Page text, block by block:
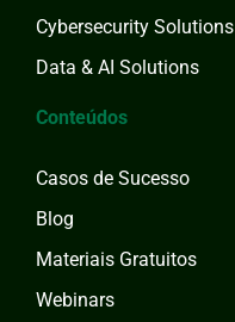
Cybersecurity Solutions
Data & AI Solutions
Conteúdos
Casos de Sucesso
Blog
Materiais Gratuitos
Webinars